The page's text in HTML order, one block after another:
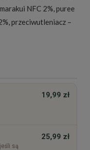
NFC 2%, puree
przeciwutleniacz –
19,99 zł
są
25,99 zł